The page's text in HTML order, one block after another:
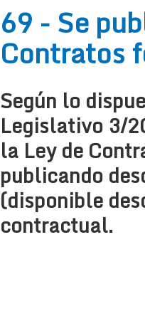
69 - Se
Contratos
Según lo
Legislativo 3/
la Ley de
publicando
(disponible
contractual.